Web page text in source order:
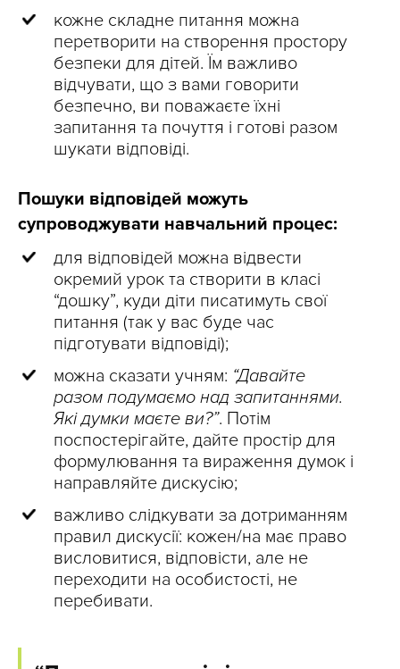
кожне складне питання можна
перетворити на створення простору
безпеки для дітей. Їм важливо
відчувати, що з вами говорити
безпечно, ви поважаєте їхні
запитання та почуття і готові разом
шукати відповіді.
Пошуки відповідей можуть
супроводжувати навчальний процес:
для відповідей можна відвести
окремий урок та створити в класі
“дошку”, куди діти писатимуть свої
питання (так у вас буде час
підготувати відповіді);
можна сказати учням: “Давайте
разом подумаємо над запитаннями.
Які думки маєте ви?”. Потім
поспостерігайте, дайте простір для
формулювання та вираження думок і
направляйте дискусію;
важливо слідкувати за дотриманням
правил дискусії: кожен/на має право
висловитися, відповісти, але не
переходити на особистості, не
перебивати.